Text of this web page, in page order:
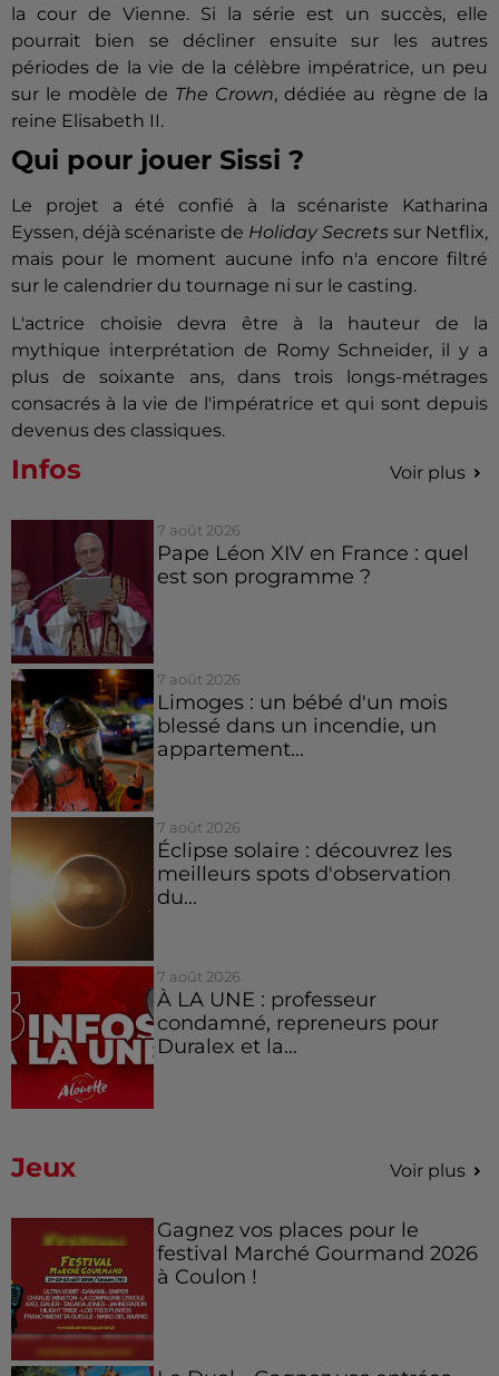
la cour de Vienne. Si la série est un succès, elle
pourrait bien se décliner ensuite sur les autres
périodes de la vie de la célèbre impératrice, un peu
sur le modèle de The Crown, dédiée au règne de la
reine Elisabeth II.
Qui pour jouer Sissi ?
Le projet a été confié à la scénariste Katharina
Eyssen, déjà scénariste de Holiday Secrets sur Netflix,
mais pour le moment aucune info n'a encore filtré
sur le calendrier du tournage ni sur le casting.
L'actrice choisie devra être à la hauteur de la
mythique interprétation de Romy Schneider, il y a
plus de soixante ans, dans trois longs-métrages
consacrés à la vie de l'impératrice et qui sont depuis
devenus des classiques.
Infos Voir plus
7 août 2026
Pape Léon XIV en France : quel
est son programme ?
7 août 2026
Limoges : un bébé d'un mois
blessé dans un incendie, un
appartement...
7 août 2026
Éclipse solaire : découvrez les
meilleurs spots d'observation
du...
7 août 2026
À LA UNE : professeur
condamné, repreneurs pour
Duralex et la...
Jeux Voir plus
Gagnez vos places pour le
festival Marché Gourmand 2026
à Coulon !